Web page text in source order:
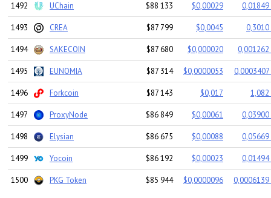
1492 UChain $88 133 $0,00029
1493 CREA $87 799 $0,0045
1494 SAKECOIN $87 680 $0,000020 0,001262
1495 EUNOMIA $87 314 $0,0000053
1496 Forkcoin $87 143 $0,017 1,082
1497 ProxyNode $86 849 $0,00061
1498 Elysian $86 675 $0,00088
1499 Yocoin $86 192 $0,00023
1500 PKG Token $85 944 $0,0000096 0,0006139